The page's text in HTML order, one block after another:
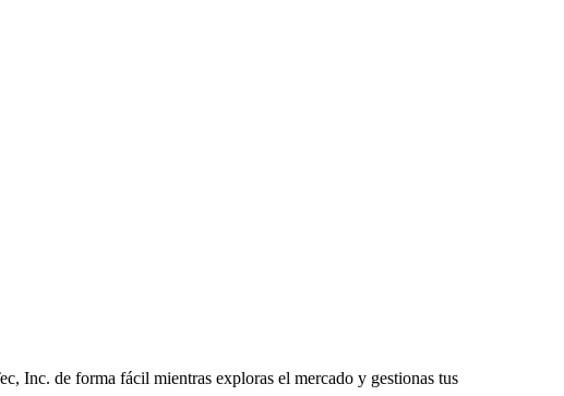
Inc. de forma fácil mientras exploras el mercado y gestionas tus